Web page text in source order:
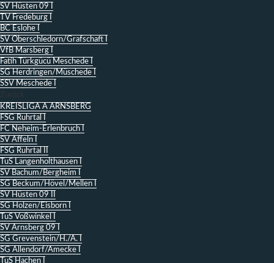
SV Hüsten 09 I
TV Fredeburg I
BC Eslohe I
SV Oberschledorn/Grafschaft I
VfB Marsberg I
Fatih Türkgücü Meschede I
SG Herdringen/Müschede I
SSV Meschede I
Zurück
KREISLIGA A ARNSBERG
FSG Ruhrtal I
FC Neheim-Erlenbruch I
SV Affeln I
FSG Ruhrtal II
TuS Langenholthausen I
SV Bachum/Bergheim I
SG Beckum/Hövel/Mellen I
SV Hüsten 09 II
SG Holzen/Eisborn I
TuS Voßwinkel I
SV Arnsberg 09 I
SG Grevenstein/H./A. I
SG Allendorf/Amecke I
TuS Hachen I